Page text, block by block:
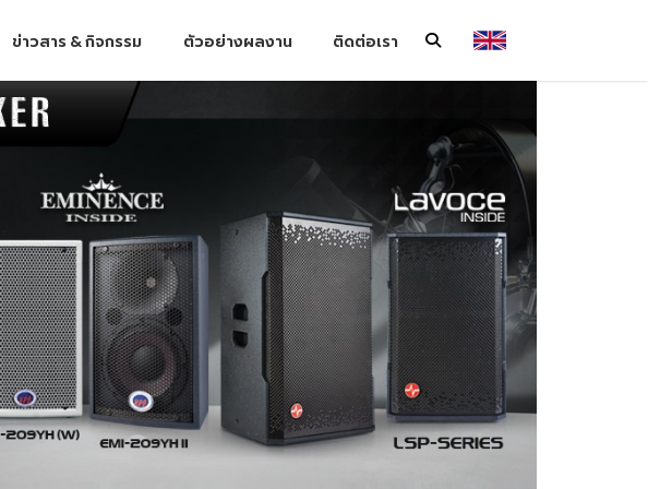
ข่าวสาร & กิจกรรม ตัวอย่างผลงาน ติดต่อเรา